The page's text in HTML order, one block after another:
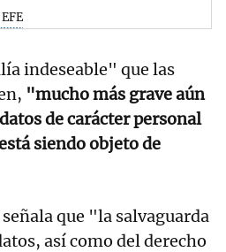
indeseable" que las
"mucho más grave aún
de carácter personal
siendo objeto de
que "la salvaguarda
así como del derecho